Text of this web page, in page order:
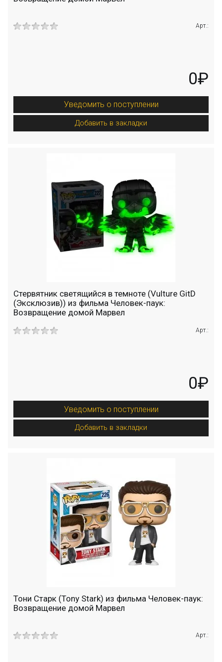
Арт.:
0₽
Уведомить о поступлении
Добавить в закладки
Стервятник светящийся в темноте (Vulture GitD
(Эксклюзив)) из фильма Человек-паук:
Возвращение домой Марвел
Арт.:
0₽
Уведомить о поступлении
Добавить в закладки
Тони Старк (Tony Stark) из фильма Человек-паук:
Возвращение домой Марвел
Арт.: